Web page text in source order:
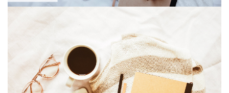
Por favor selecione
Lightroom Preset for Product Photo #28
(40 Lr Presets)
Matte Complete